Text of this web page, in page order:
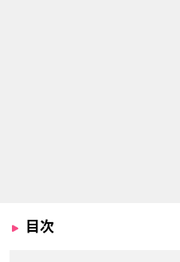
目次